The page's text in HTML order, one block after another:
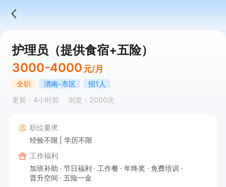
护理员（提供食宿+五险）
3000-4000 元/月
全职 渭南-市区
招1人
更新：4小时前
浏览：2000次
职位要求
经验不限
学历不限
工作福利
加班补助
节日福利 工作餐 年终奖
免费培训
晋升空间
五险一金